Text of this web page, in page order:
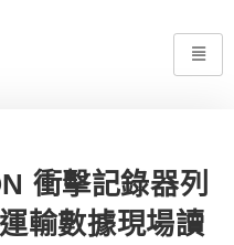
衝擊記錄器列
輸數據現場讀